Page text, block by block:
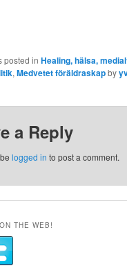
posted inHealing, hälsa,
,Medvetet föräldraskapby
a Reply
belogged in to post a comment.
THE WEB!